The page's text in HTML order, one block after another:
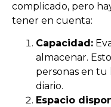
complicado, pero
tener en cuenta:
Capacidad:
almacenar.
personas en
diario.
Espacio